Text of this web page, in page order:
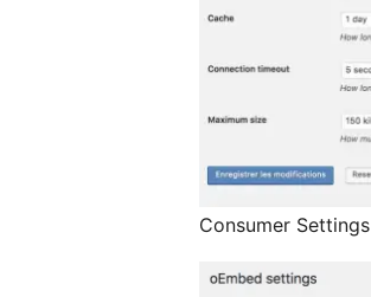
Consumer Settings